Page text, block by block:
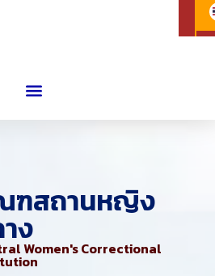
ฑสถานหญิง
ง
Women's Correctional